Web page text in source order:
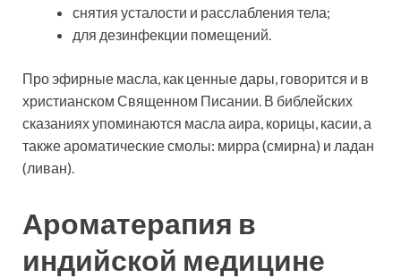
снятия усталости и расслабления тела;
для дезинфекции помещений.
Про эфирные масла, как ценные дары, говорится и в
христианском Священном Писании. В библейских
сказаниях упоминаются масла аира, корицы, касии, а
также ароматические смолы: мирра (смирна) и ладан
(ливан).
Ароматерапия в
индийской медицине